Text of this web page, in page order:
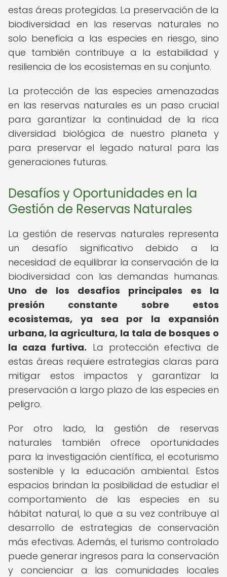
estas áreas protegidas. La preservación de la
biodiversidad en las reservas naturales no
solo beneficia a las especies en riesgo, sino
que también contribuye a la estabilidad y
resiliencia de los ecosistemas en su conjunto.
La protección de las especies amenazadas
en las reservas naturales es un paso crucial
para garantizar la continuidad de la rica
diversidad biológica de nuestro planeta y
para preservar el legado natural para las
generaciones futuras.
Desafíos y Oportunidades en la
Gestión de Reservas Naturales
La gestión de reservas naturales representa
un desafío significativo debido a la
necesidad de equilibrar la conservación de la
biodiversidad con las demandas humanas.
Uno de los desafíos principales es la
presión constante sobre estos
ecosistemas, ya sea por la expansión
urbana, la agricultura, la tala de bosques o
la caza furtiva. La protección efectiva de
estas áreas requiere estrategias claras para
mitigar estos impactos y garantizar la
preservación a largo plazo de las especies en
peligro.
Por otro lado, la gestión de reservas
naturales también ofrece oportunidades
para la investigación científica, el ecoturismo
sostenible y la educación ambiental. Estos
espacios brindan la posibilidad de estudiar el
comportamiento de las especies en su
hábitat natural, lo que a su vez contribuye al
desarrollo de estrategias de conservación
más efectivas. Además, el turismo controlado
puede generar ingresos para la conservación
y concienciar a las comunidades locales